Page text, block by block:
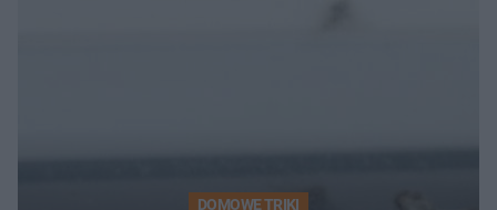
DOMOWE TRIKI